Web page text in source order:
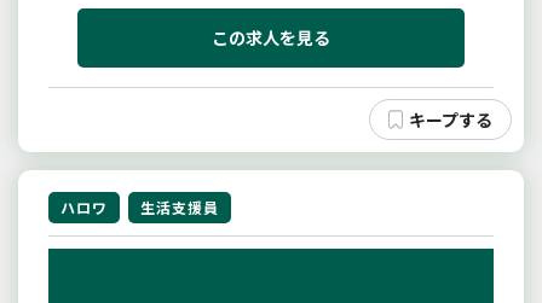
を募集します。・利用者の見守り、排泄、食事介助等
含む生活支援全般・利用者の日中活動（軽作業等）の
この求人を見る
ハロワ 生活支援員